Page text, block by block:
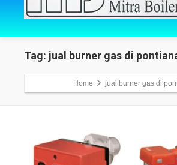
Tag: jual burner gas di
Home jual burner gas di